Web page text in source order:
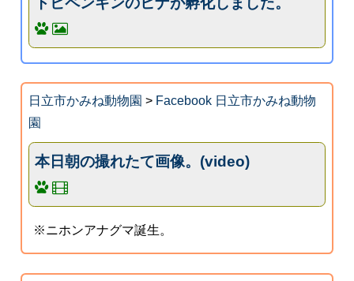
日立市かみね動物園 > Facebook 日立市かみね動物
園
本日朝の撮れたて画像。(video)
※ニホンアナグマ誕生。